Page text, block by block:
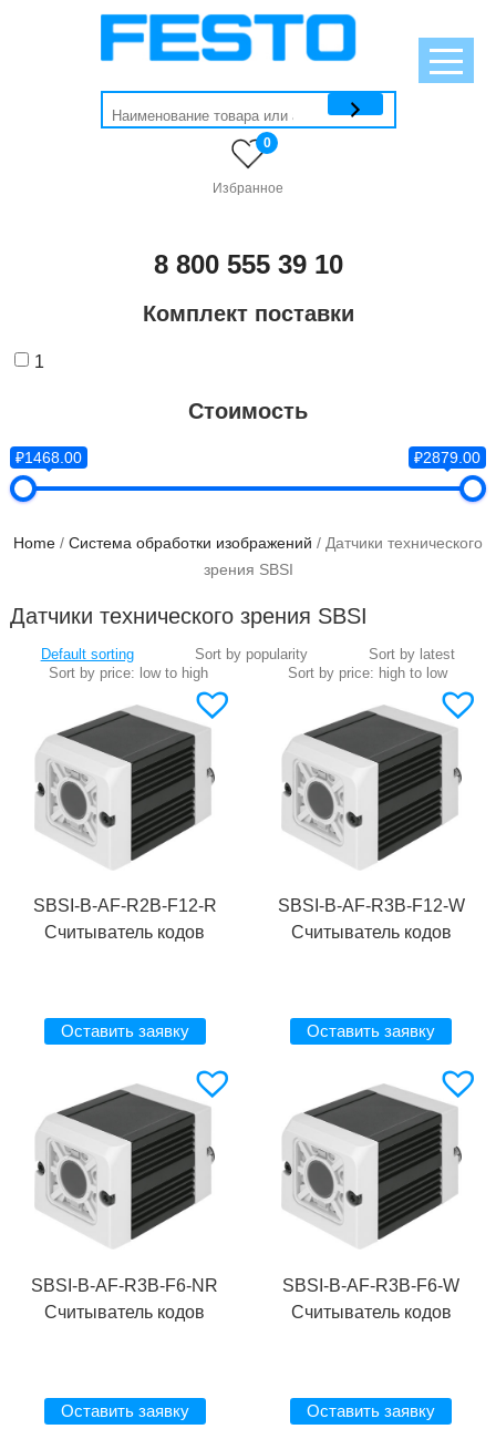
Избранное
0
8 800 555 39 10
Комплект поставки
1
Стоимость
₽1468.00 ₽2879.00
Home / Система обработки изображений / Датчики технического
зрения SBSI
Датчики технического зрения SBSI
SBSI-B-AF-R2B-F12-R
Считыватель кодов
Оставить заявку
SBSI-B-AF-R3B-F12-W
Считыватель кодов
Оставить заявку
SBSI-B-AF-R3B-F6-NR
Считыватель кодов
Оставить заявку
SBSI-B-AF-R3B-F6-W
Считыватель кодов
Оставить заявку